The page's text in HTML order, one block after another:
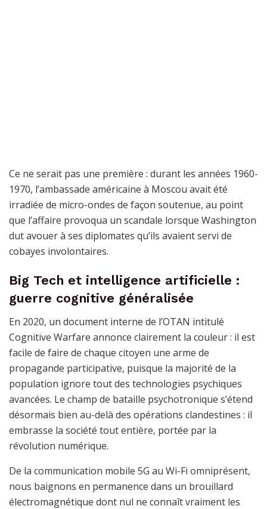
Ce ne serait pas une première : durant les années 1960-
1970, l’ambassade américaine à Moscou avait été
irradiée de micro-ondes de façon soutenue, au point
que l’affaire provoqua un scandale lorsque Washington
dut avouer à ses diplomates qu’ils avaient servi de
cobayes involontaires.
Big Tech et intelligence artificielle :
guerre cognitive généralisée
En 2020, un document interne de l’OTAN intitulé
Cognitive Warfare annonce clairement la couleur : il est
facile de faire de chaque citoyen une arme de
propagande participative, puisque la majorité de la
population ignore tout des technologies psychiques
avancées. Le champ de bataille psychotronique s’étend
désormais bien au-delà des opérations clandestines : il
embrasse la société tout entière, portée par la
révolution numérique.
De la communication mobile 5G au Wi-Fi omniprésent,
nous baignons en permanence dans un brouillard
électromagnétique dont nul ne connaît vraiment les